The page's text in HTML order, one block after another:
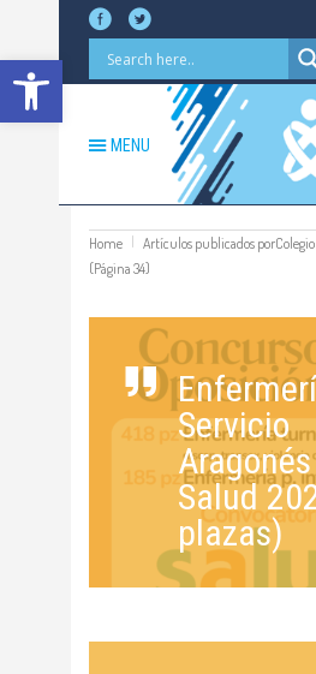
Abrir barra de herramientas
MENU
Home
Artículos publicados
(Página 34)
Servicio
Salud
plazas)